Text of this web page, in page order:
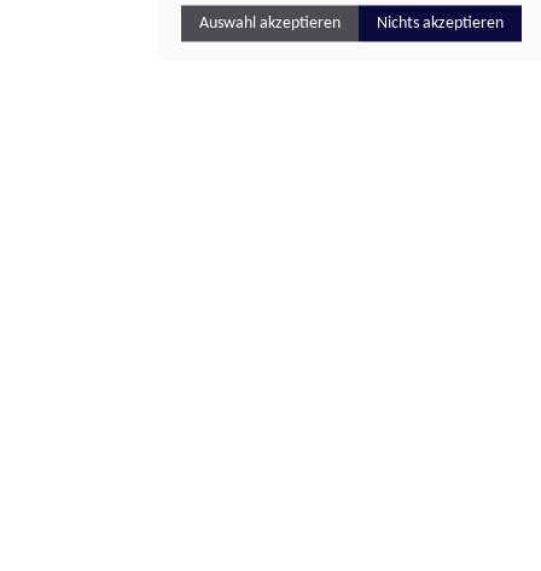
Auswahl akzeptieren Nichts akzeptieren